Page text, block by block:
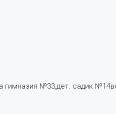
гимназия №33,дет. садик